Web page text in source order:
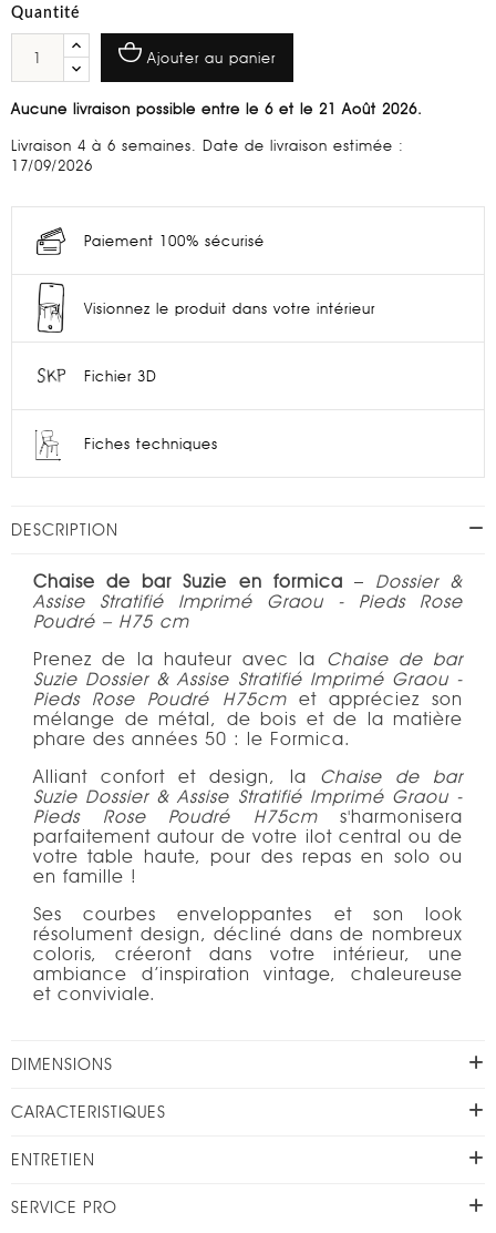
Quantité
Ajouter au panier
Aucune livraison possible entre le 6 et le 21 Août 2026.
Livraison 4 à 6 semaines. Date de livraison estimée :
17/09/2026
Paiement 100% sécurisé
Visionnez le produit dans votre intérieur
Fichier 3D
Fiches techniques
DESCRIPTION
Chaise de bar Suzie en formica – Dossier &
Assise Stratifié Imprimé Graou - Pieds Rose
Poudré – H75 cm
Prenez de la hauteur avec la Chaise de bar
Suzie Dossier & Assise Stratifié Imprimé Graou -
Pieds Rose Poudré H75cmet appréciez son
mélange de métal, de bois et de la matière
phare des années 50 : le Formica.
Alliant confort et design, la Chaise de bar
Suzie Dossier & Assise Stratifié Imprimé Graou -
Pieds Rose Poudré H75cms'harmonisera
parfaitement autour de votre ilot central ou de
votre table haute, pour des repas en solo ou
en famille !
Ses courbes enveloppantes et son look
résolument design, décliné dans de nombreux
coloris, créeront dans votre intérieur, une
ambiance d’inspiration vintage, chaleureuse
et conviviale.
DIMENSIONS
CARACTERISTIQUES
ENTRETIEN
SERVICE PRO